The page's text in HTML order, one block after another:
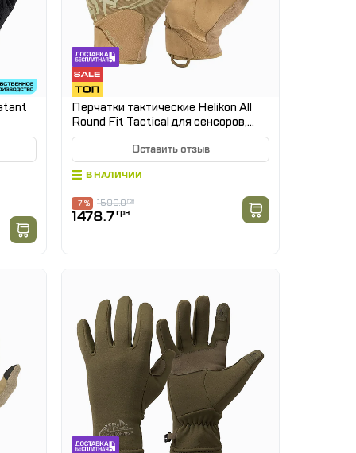
Перчатки тактические Helikon All
Round Fit Tactical для сенсоров,
Койот
Оставить отзыв
В НАЛИЧИИ
1590.0грн
-7 %
1478.7грн